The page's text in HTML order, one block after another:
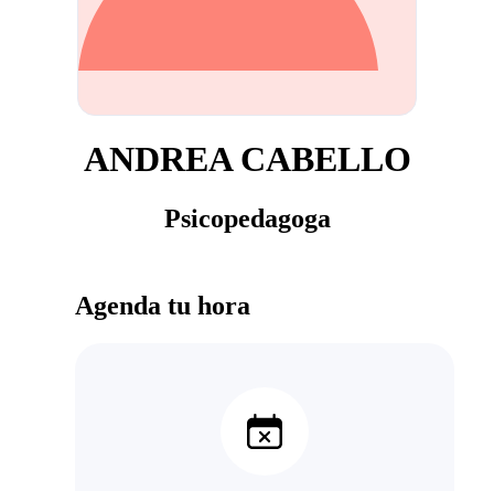
ANDREA CABELLO
Psicopedagoga
Agenda tu hora